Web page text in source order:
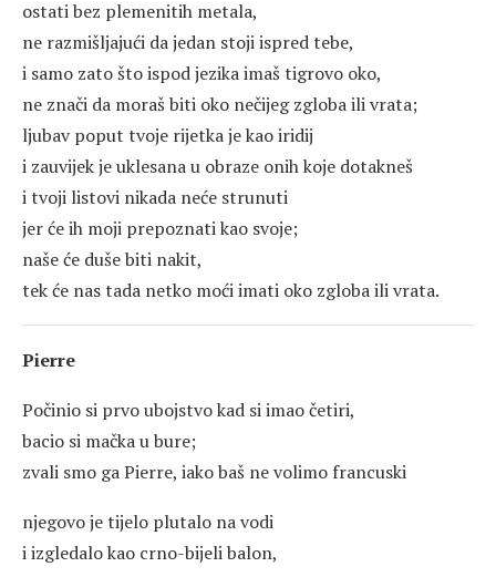
ostati bez plemenitih metala,
ne razmišljajući da jedan stoji ispred tebe,
i samo zato što ispod jezika imaš tigrovo oko,
ne znači da moraš biti oko nečijeg zgloba ili vrata;
ljubav poput tvoje rijetka je kao iridij
i zauvijek je uklesana u obraze onih koje dotakneš
i tvoji listovi nikada neće strunuti
jer će ih moji prepoznati kao svoje;
naše će duše biti nakit,
tek će nas tada netko moći imati oko zgloba ili vrata.
Pierre
Počinio si prvo ubojstvo kad si imao četiri,
bacio si mačka u bure;
zvali smo ga Pierre, iako baš ne volimo francuski
njegovo je tijelo plutalo na vodi
i izgledalo kao crno-bijeli balon,